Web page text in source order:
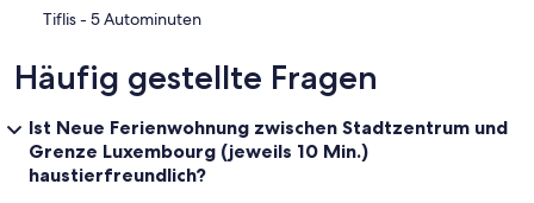
‪Tiflis - ‬5 Autominuten
Häufig gestellte Fragen
Ist Neue Ferienwohnung zwischen Stadtzentrum und
Grenze Luxembourg (jeweils 10 Min.)
haustierfreundlich?